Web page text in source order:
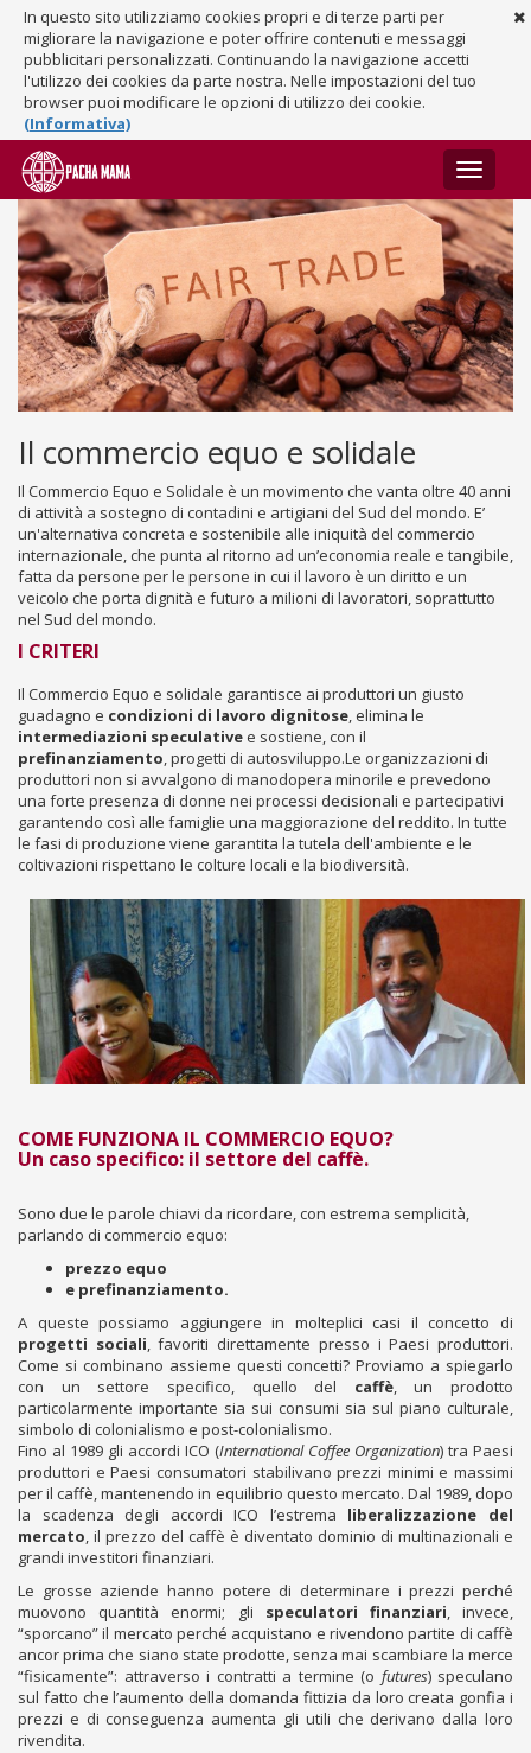
In questo sito utilizziamo cookies propri e di terze parti per
migliorare la navigazione e poter offrire contenuti e messaggi
pubblicitari personalizzati. Continuando la navigazione accetti
l'utilizzo dei cookies da parte nostra. Nelle impostazioni del tuo
browser puoi modificare le opzioni di utilizzo dei cookie.
(Informativa)
Toggle
Il commercio equo e solidale
Il Commercio Equo e Solidale è un movimento che vanta oltre 40 anni
di attività a sostegno di contadini e artigiani del Sud del mondo. E’
un'alternativa concreta e sostenibile alle iniquità del commercio
internazionale, che punta al ritorno ad un’economia reale e tangibile,
fatta da persone per le persone in cui il lavoro è un diritto e un
veicolo che porta dignità e futuro a milioni di lavoratori, soprattutto
nel Sud del mondo.
I CRITERI
Il Commercio Equo e solidale garantisce ai produttori un giusto
guadagno e condizioni di lavoro dignitose, elimina le
intermediazioni speculative e sostiene, con il
prefinanziamento, progetti di autosviluppo.Le organizzazioni di
produttori non si avvalgono di manodopera minorile e prevedono
una forte presenza di donne nei processi decisionali e partecipativi
garantendo così alle famiglie una maggiorazione del reddito. In tutte
le fasi di produzione viene garantita la tutela dell'ambiente e le
coltivazioni rispettano le colture locali e la biodiversità.
COME FUNZIONA IL COMMERCIO EQUO?
Un caso specifico: il settore del caffè.
Sono due le parole chiavi da ricordare, con estrema semplicità,
parlando di commercio equo:
prezzo equo
e prefinanziamento.
A queste possiamo aggiungere in molteplici casi il concetto di
progetti sociali, favoriti direttamente presso i Paesi produttori.
Come si combinano assieme questi concetti? Proviamo a spiegarlo
con un settore specifico, quello del caffè, un prodotto
particolarmente importante sia sui consumi sia sul piano culturale,
simbolo di colonialismo e post-colonialismo.
Fino al 1989 gli accordi ICO (International Coffee Organization) tra Paesi
produttori e Paesi consumatori stabilivano prezzi minimi e massimi
per il caffè, mantenendo in equilibrio questo mercato. Dal 1989, dopo
la scadenza degli accordi ICO l’estrema liberalizzazione del
mercato, il prezzo del caffè è diventato dominio di multinazionali e
grandi investitori finanziari.
Le grosse aziende hanno potere di determinare i prezzi perché
muovono quantità enormi; gli speculatori finanziari, invece,
“sporcano” il mercato perché acquistano e rivendono partite di caffè
ancor prima che siano state prodotte, senza mai scambiare la merce
“fisicamente”: attraverso i contratti a termine (o futures) speculano
sul fatto che l’aumento della domanda fittizia da loro creata gonfia i
prezzi e di conseguenza aumenta gli utili che derivano dalla loro
rivendita.